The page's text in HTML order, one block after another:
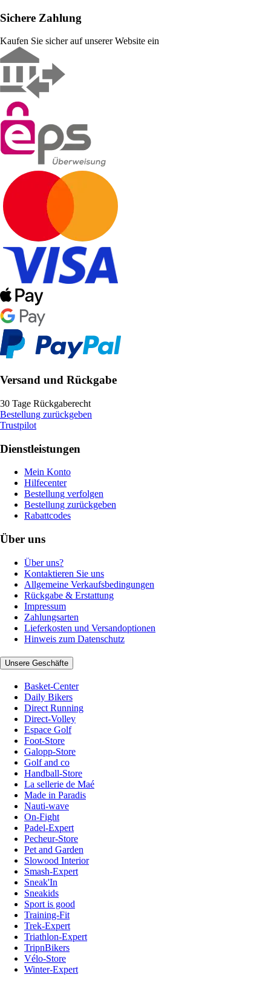
Sichere Zahlung
Kaufen Sie sicher auf unserer Website ein
Versand und Rückgabe
30 Tage Rückgaberecht
Bestellung zurückgeben
Trustpilot
Dienstleistungen
Mein Konto
Hilfecenter
Bestellung verfolgen
Bestellung zurückgeben
Rabattcodes
Über uns
Über uns?
Kontaktieren Sie uns
Allgemeine Verkaufsbedingungen
Rückgabe & Erstattung
Impressum
Zahlungsarten
Lieferkosten und Versandoptionen
Hinweis zum Datenschutz
Unsere Geschäfte
Basket-Center
Daily Bikers
Direct Running
Direct-Volley
Espace Golf
Foot-Store
Galopp-Store
Golf and co
Handball-Store
La sellerie de Maé
Made in Paradis
Nauti-wave
On-Fight
Padel-Expert
Pecheur-Store
Pet and Garden
Slowood Interior
Smash-Expert
Sneak'In
Sneakids
Sport is good
Training-Fit
Trek-Expert
Triathlon-Expert
TripnBikers
Vélo-Store
Winter-Expert